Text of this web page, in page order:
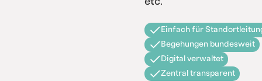
Einfach für
Begehungen bundesweit
Digital verwaltet
Zentral transparent